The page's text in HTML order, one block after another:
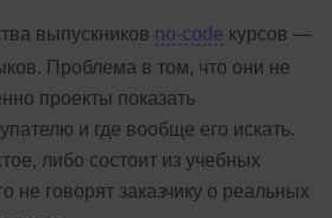
выпускников no-code курсов —
Проблема в том, что они не
проекты показать
и где вообще его искать.
либо состоит из учебных
не говорят заказчику о реальных